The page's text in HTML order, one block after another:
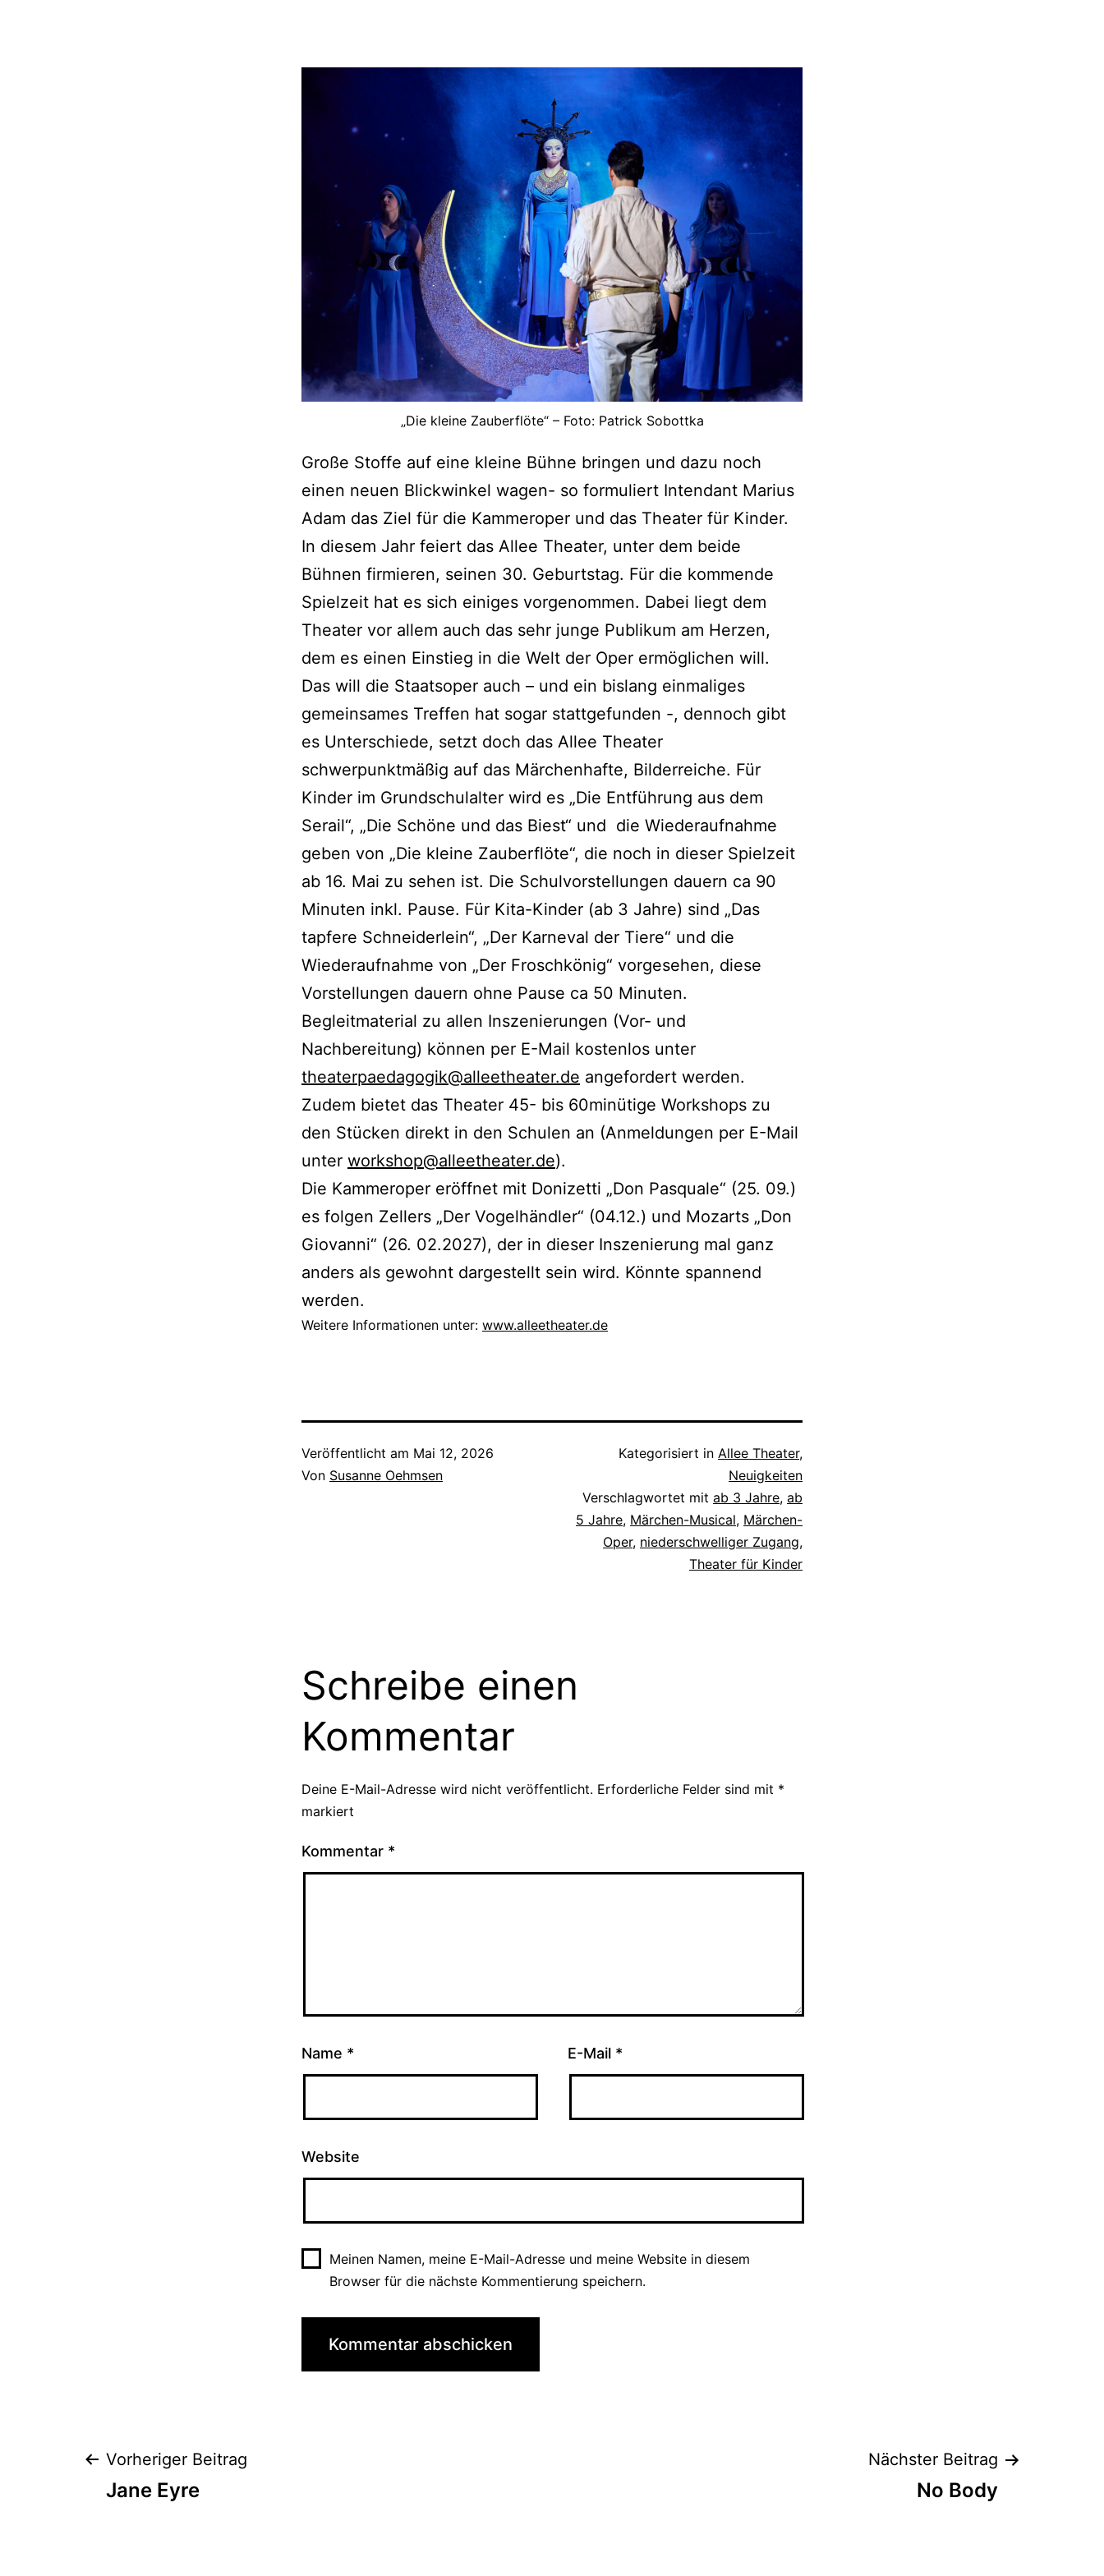
„Die kleine Zauberflöte“ – Foto: Patrick Sobottka
Große Stoffe auf eine kleine Bühne bringen und dazu noch
einen neuen Blickwinkel wagen- so formuliert Intendant Marius
Adam das Ziel für die Kammeroper und das Theater für Kinder.
In diesem Jahr feiert das Allee Theater, unter dem beide
Bühnen firmieren, seinen 30. Geburtstag. Für die kommende
Spielzeit hat es sich einiges vorgenommen. Dabei liegt dem
Theater vor allem auch das sehr junge Publikum am Herzen,
dem es einen Einstieg in die Welt der Oper ermöglichen will.
Das will die Staatsoper auch – und ein bislang einmaliges
gemeinsames Treffen hat sogar stattgefunden -, dennoch gibt
es Unterschiede, setzt doch das Allee Theater
schwerpunktmäßig auf das Märchenhafte, Bilderreiche. Für
Kinder im Grundschulalter wird es „Die Entführung aus dem
Serail“, „Die Schöne und das Biest“ und die Wiederaufnahme
geben von „Die kleine Zauberflöte“, die noch in dieser Spielzeit
ab 16. Mai zu sehen ist. Die Schulvorstellungen dauern ca 90
Minuten inkl. Pause. Für Kita-Kinder (ab 3 Jahre) sind „Das
tapfere Schneiderlein“, „Der Karneval der Tiere“ und die
Wiederaufnahme von „Der Froschkönig“ vorgesehen, diese
Vorstellungen dauern ohne Pause ca 50 Minuten.
Begleitmaterial zu allen Inszenierungen (Vor- und
Nachbereitung) können per E-Mail kostenlos unter
theaterpaedagogik@alleetheater.de angefordert werden.
Zudem bietet das Theater 45- bis 60minütige Workshops zu
den Stücken direkt in den Schulen an (Anmeldungen per E-Mail
unter workshop@alleetheater.de).
Die Kammeroper eröffnet mit Donizetti „Don Pasquale“ (25. 09.)
es folgen Zellers „Der Vogelhändler“ (04.12.) und Mozarts „Don
Giovanni“ (26. 02.2027), der in dieser Inszenierung mal ganz
anders als gewohnt dargestellt sein wird. Könnte spannend
werden.
Weitere Informationen unter: www.alleetheater.de
Veröffentlicht am Mai 12, 2026
Von Susanne Oehmsen
Kategorisiert in Allee Theater,
Neuigkeiten
Verschlagwortet mit ab 3 Jahre, ab
5 Jahre, Märchen-Musical, Märchen-
Oper, niederschwelliger Zugang,
Theater für Kinder
Schreibe einen
Kommentar
Deine E-Mail-Adresse wird nicht veröffentlicht. Erforderliche Felder sind mit *
markiert
Kommentar *
Name * E-Mail *
Website
Meinen Namen, meine E-Mail-Adresse und meine Website in diesem
Browser für die nächste Kommentierung speichern.
Beitrags-
Vorheriger Beitrag
Jane Eyre
Nächster Beitrag
No Body